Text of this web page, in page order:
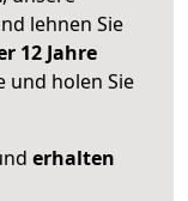
lehnen Sie
12 Jahre
und holen Sie
erhalten